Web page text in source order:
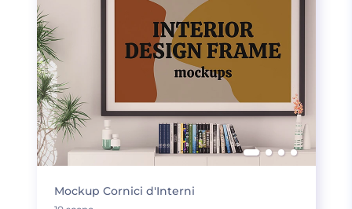
Mockup Cornici d'Interni